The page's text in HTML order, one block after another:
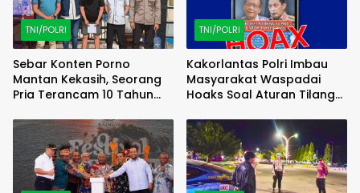
TNI/POLRI
Sebar Konten Porno
Mantan Kekasih, Seorang
Pria Terancam 10 Tahun
TNI/POLRI
Kakorlantas Polri Imbau
Masyarakat Waspadai
Hoaks Soal Aturan Tilang